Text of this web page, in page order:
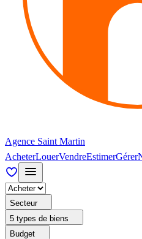
Agence Saint Martin
AcheterLouerVendreEstimerGérer
Secteur
5 types de biens
Budget